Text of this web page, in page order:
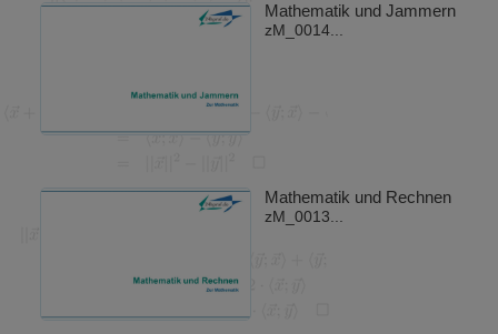
Mathematik und Jammern
zM_0014...
Mathematik und Rechnen
zM_0013...